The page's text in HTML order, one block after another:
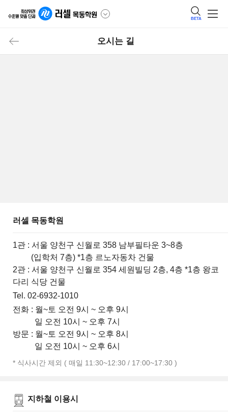
BETA
오시는 길
러셀 목동학원
1관 : 서울 양천구 신월로 358 남부필타운 3~8층
(입학처 7층) *1층 르노자동차 건물
2관 : 서울 양천구 신월로 354 세원빌딩 2층, 4층 *1층 왕코
다리 식당 건물
Tel. 02-6932-1010
전화 : 월~토 오전 9시 ~ 오후 9시
일 오전 10시 ~ 오후 7시
방문 : 월~토 오전 9시 ~ 오후 8시
일 오전 10시 ~ 오후 6시
* 식사시간 제외 ( 매일 11:30~12:30 / 17:00~17:30 )
지하철 이용시